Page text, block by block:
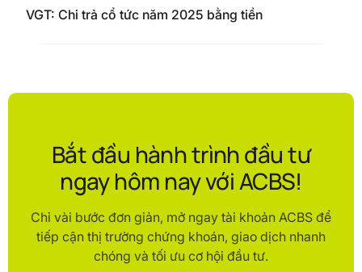
VGT: Chi trả cổ tức năm 2025 bằng tiền
Bắt đầu hành trình đầu tư
ngay hôm nay với ACBS!
Chỉ vài bước đơn giản, mở ngay tài khoản ACBS để
tiếp cận thị trường chứng khoán, giao dịch nhanh
chóng và tối ưu cơ hội đầu tư.